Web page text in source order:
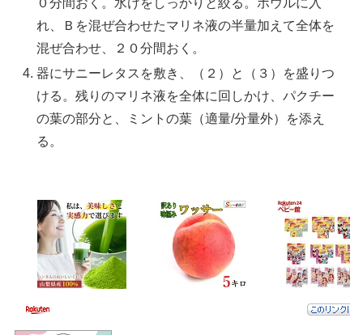
０分間おく。水けをしっかりと絞る。ボウルに入
れ、Ｂを混ぜ合わせたマリネ液の半量加えて全体を
混ぜ合わせ、２０分間おく。
器にサニーレタスを敷き、（２）と（３）を盛りつ
ける。残りのマリネ液を全体に回しかけ、パクチー
の葉の部分と、ミントの葉（適量/分量外）を添え
る。